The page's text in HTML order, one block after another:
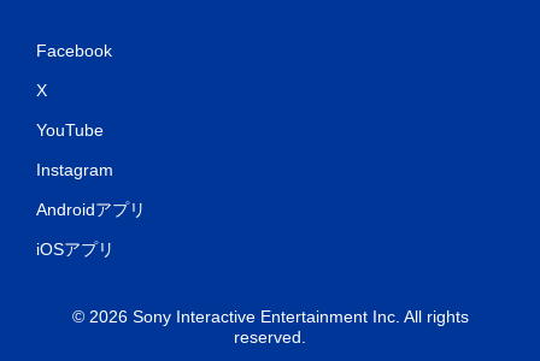
Facebook
X
YouTube
Instagram
Androidアプリ
iOSアプリ
© 2026 Sony Interactive Entertainment Inc. All rights
reserved.